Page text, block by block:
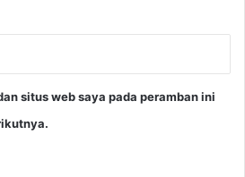
situs web saya pada peramban ini